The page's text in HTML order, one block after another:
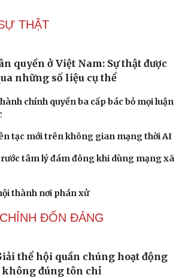
THẬT
quyền ở Việt Nam: Sự thật được
những số liệu cụ thể
chính quyền ba cấp bác bỏ mọi luận
tạc mới trên không gian mạng thời AI
tâm lý đám đông khi dùng mạng xã
thành nơi phán xử
ĐỐN ĐẢNG
thể hội quần chúng hoạt động
không đúng tôn chỉ